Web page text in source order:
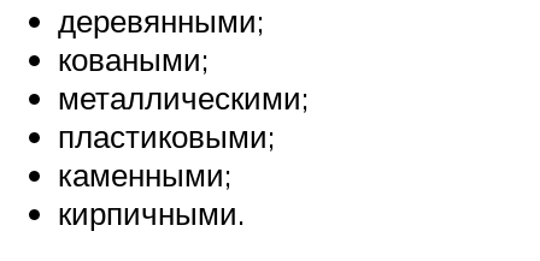
деревянными;
коваными;
металлическими;
пластиковыми;
каменными;
кирпичными.